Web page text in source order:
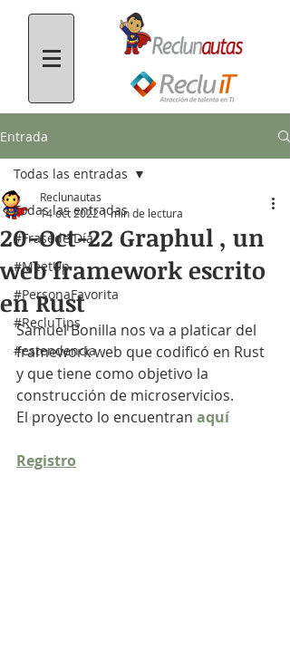
Entrada
Todas las entradas
#FrasedelDía
#MeetUp
#PersonaFavorita
#RecluTips
#estendencia
Todas las entradas
20-Oct-22 Graphul , un
web framework escrito
en Rust
Reclunautas
14 oct 20221 min de lectura
Samuel Bonilla nos va a platicar del
framework web que codificó en Rust
y que tiene como objetivo la
construcción de microservicios.
El proyecto lo encuentran aquí
Registro